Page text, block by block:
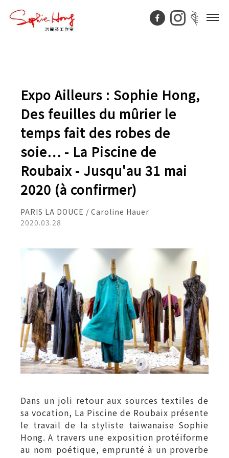
Expo Ailleurs : Sophie Hong,
Des feuilles du mûrier le
temps fait des robes de
soie… - La Piscine de
Roubaix - Jusqu'au 31 mai
2020 (à confirmer)
PARIS LA DOUCE / Caroline Hauer
2020.03.28
Dans un joli retour aux sources textiles de
sa vocation, La Piscine de Roubaix présente
le travail de la styliste taiwanaise Sophie
Hong. A travers une exposition protéiforme
au nom poétique, emprunté à un proverbe